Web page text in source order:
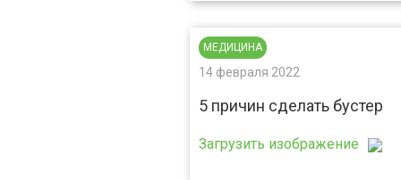
МЕДИЦИНА
14 февраля 2022
5 причин сделать бустер
Загрузить изображение